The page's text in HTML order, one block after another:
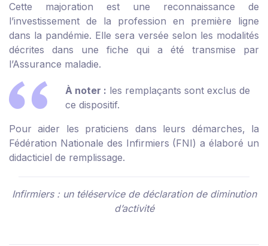
Cette majoration est une reconnaissance de
l’investissement de la profession en première ligne
dans la pandémie. Elle sera versée selon les modalités
décrites dans une fiche qui a été transmise par
l’Assurance maladie.
À noter : les remplaçants sont exclus de
ce dispositif.
Pour aider les praticiens dans leurs démarches, la
Fédération Nationale des Infirmiers (FNI) a élaboré un
didacticiel de remplissage.
Infirmiers : un téléservice de déclaration de diminution
d’activité